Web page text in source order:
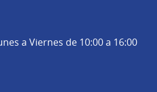
a Viernes de 10:00 a 16:00